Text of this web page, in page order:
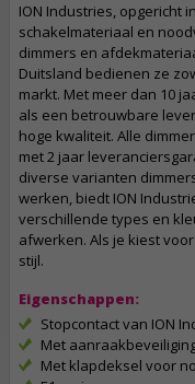
ION Industries, opgericht
schakelmateriaal en
dimmers en
Duitsland bedienen ze
markt. Met meer dan 10
als een betrouwbare
hoge kwaliteit. Alle
met 2 jaar
diverse varianten
werken, biedt ION
verschillende types en
afwerken. Als je kiest
stijl.
Eigenschappen:
Stopcontact van ION
Met
Met klapdeksel voor